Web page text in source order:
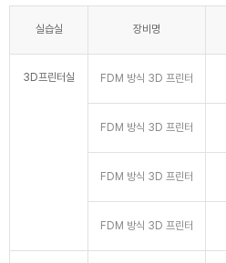
실습실 장비명
3D프린터실 FDM 방식 3D 프린터
FDM 방식 3D 프린터
FDM 방식 3D 프린터
FDM 방식 3D 프린터